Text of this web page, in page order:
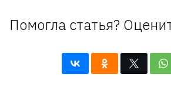
Помогла статья?